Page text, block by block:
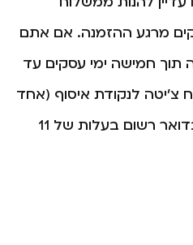
ימי עסקים מרגע ההזמנה. אם אתם
חמישה ימי עסקים עד
, וגם אחד היעילים שבהם) בעשרה שקלים או בדואר רשום בעלות של 11